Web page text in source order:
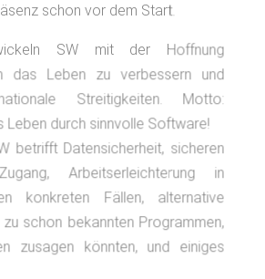
schon vor dem Start.
SW mit der Hoffnung
das Leben zu verbessern und
Streitigkeiten. Motto:
Leben durch sinnvolle Software!
betrifft Datensicherheit, sicheren
Arbeitserleichterung in
konkreten Fällen, alternative
zu schon bekannten Programmen,
zusagen könnten, und einiges